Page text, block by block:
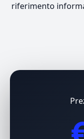
riferimento